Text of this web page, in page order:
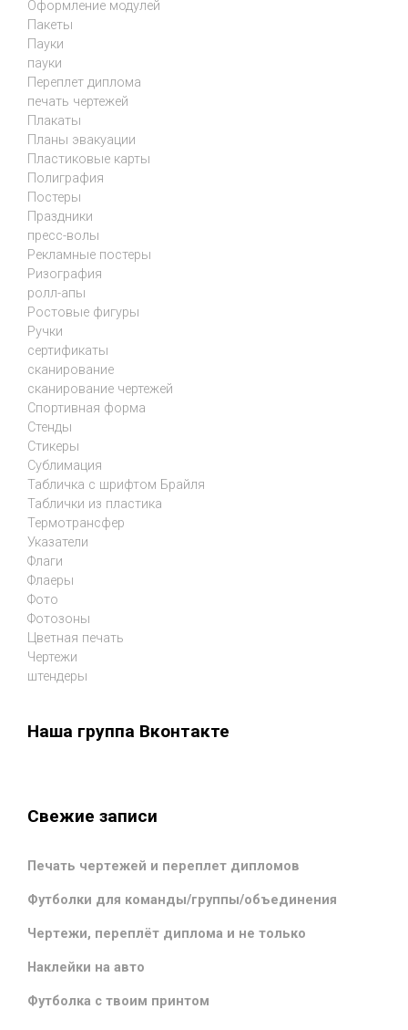
Оформление модулей
Пакеты
Пауки
пауки
Переплет диплома
печать чертежей
Плакаты
Планы эвакуации
Пластиковые карты
Полиграфия
Постеры
Праздники
пресс-волы
Рекламные постеры
Ризография
ролл-апы
Ростовые фигуры
Ручки
сертификаты
сканирование
сканирование чертежей
Спортивная форма
Стенды
Стикеры
Сублимация
Табличка с шрифтом Брайля
Таблички из пластика
Термотрансфер
Указатели
Флаги
Флаеры
Фото
Фотозоны
Цветная печать
Чертежи
штендеры
Наша группа Вконтакте
Свежие записи
Печать чертежей и переплет дипломов
Футболки для команды/группы/объединения
Чертежи, переплёт диплома и не только
Наклейки на авто
Футболка с твоим принтом